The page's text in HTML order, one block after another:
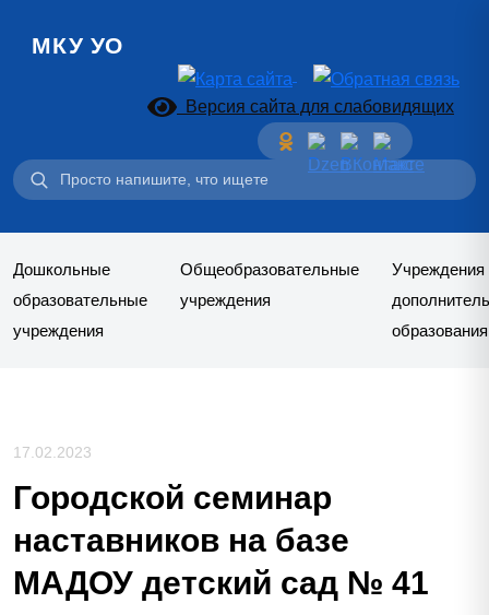
МКУ УО
Версия сайта для слабовидящих
Поиск:
Дошкольные
образовательные
учреждения
Общеобразовательные
учреждения
Учреждения
образования
17.02.2023
Городской семинар
наставников на базе
МАДОУ детский сад № 41